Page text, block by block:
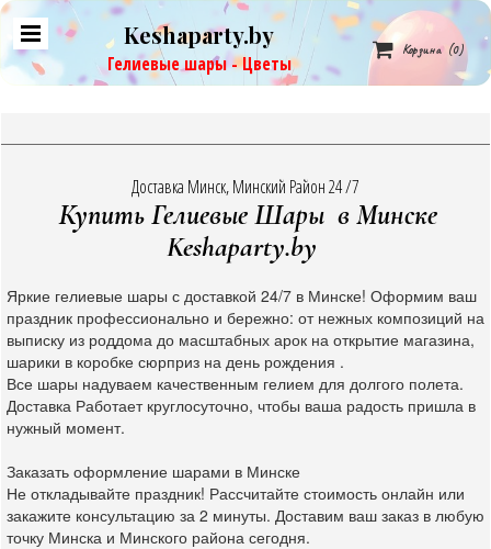
Keshaparty.by
Гелиевые шары - Цветы
 Корзина (0)
Доставка Минск, Минский Район 24 /7
Купить Гелиевые Шары в Минске
Keshaparty.by
Яркие гелиевые шары с доставкой 24/7 в Минске! Оформим ваш
праздник профессионально и бережно: от нежных композиций на
выписку из роддома до масштабных арок на открытие магазина,
шарики в коробке сюрприз на день рождения .
Все шары надуваем качественным гелием для долгого полета.
Доставка Работает круглосуточно, чтобы ваша радость пришла в
нужный момент.
Заказать оформление шарами в Минске
Не откладывайте праздник! Рассчитайте стоимость онлайн или
закажите консультацию за 2 минуты. Доставим ваш заказ в любую
точку Минска и Минского района сегодня.